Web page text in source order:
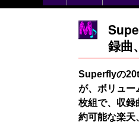
録曲
Superflyの
が、ボリュー
枚組で、収録
約可能な楽天